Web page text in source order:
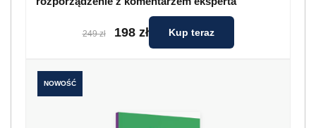
249 zł 198 zł Kup teraz
NOWOŚĆ